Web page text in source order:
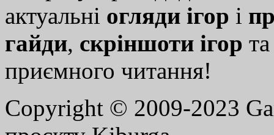
актуальні огляди ігор і
гайди, скріншоти ігор
приємного читання!
Copyright © 2009-2023